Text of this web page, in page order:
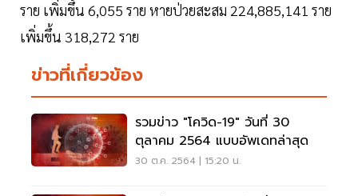
ราย เพิ่มขึ้น 6,055 ราย หายป่วยสะสม 224,885,141 ราย
เพิ่มขึ้น 318,272 ราย
ข่าวที่เกี่ยวข้อง
รวมข่าว "โควิด-19" วันที่ 30
ตุลาคม 2564 แบบอัพเดทล่าสุด
30 ต.ค. 2564 | 15:20 น.